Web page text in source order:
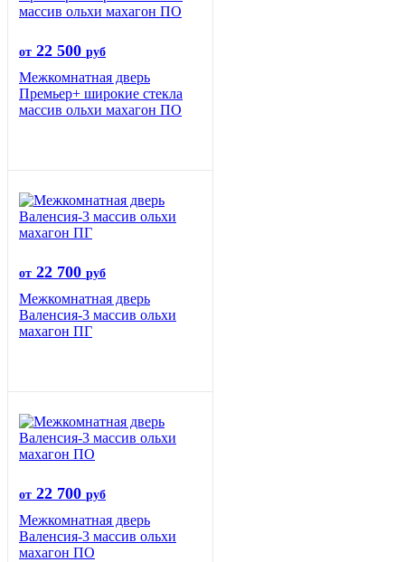
от 22 500 руб
Межкомнатная дверь
Премьер+ широкие стекла
массив ольхи махагон ПО
от 22 700 руб
Межкомнатная дверь
Валенсия-3 массив ольхи
махагон ПГ
от 22 700 руб
Межкомнатная дверь
Валенсия-3 массив ольхи
махагон ПО